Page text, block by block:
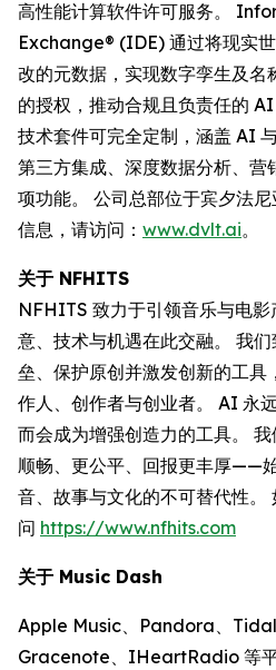
高性能计算软件许可服务。
Exchange® (IDE) 通过将现实
改的元数据，实现数字孪生及
的授权，推动合规且负责任的
技术套件可完全定制，涵盖 AI
第三方集成、深度数据分析、营
项功能。 公司总部位于宾夕法
信息，请访问： www.dvlt.ai。
关于 NFHITS
NFHITS 致力于引领音乐与电
意、技术与机遇在此交融。 我
垒、保护原创并激发创新的工具
作人、创作者与创业者。 AI 永
而会成为增强创造力的工具。
顺畅、更公平、回报更丰厚——
音、故事与文化的不可替代性。
问 https://www.nfhits.com
关于 Music Dash
Apple Music、Pandora、Tidal
Gracenote、IHeartRadio 等